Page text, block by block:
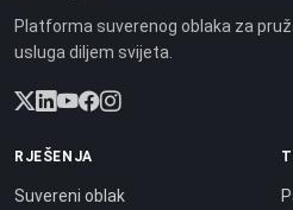
Platforma suverenog oblaka za
usluga diljem svijeta.
RJEŠENJA
Suvereni oblak